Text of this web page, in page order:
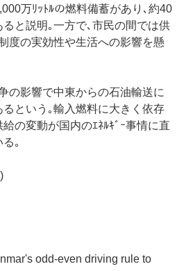
万ﾘｯﾄﾙの燃料備蓄があり､約40
と説明｡一方で､市民の間では供
度の実効性や生活への影響を懸
の影響で中東からの石油輸送に
という｡輸入燃料に大きく依存
の変動が国内のｴﾈﾙｷﾞｰ事情に直
｡
odd-even driving rule to